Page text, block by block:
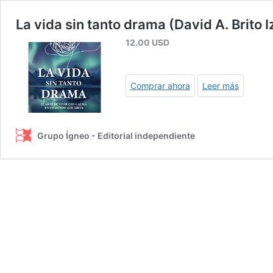
La vida sin tanto drama (David A. Brito
12.00 USD
Comprar ahora Leer más
Grupo Ígneo - Editorial independiente